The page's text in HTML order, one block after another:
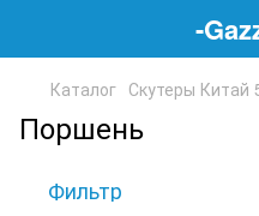
-
Каталог Скутеры Китай
Поршень
Фильтр